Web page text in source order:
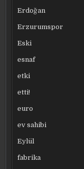
Erdoğan
Erzurumspor
Eski
esnaf
etki
etti!
euro
ev sahibi
Eylül
fabrika